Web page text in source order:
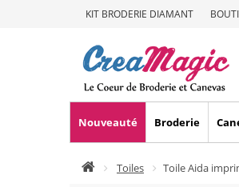
KIT BRODERIE DIAMANT
Nouveauté Broderie
Toiles Toile Aida